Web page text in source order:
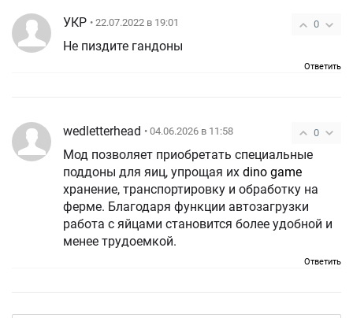
0
УКР • 22.07.2022 в 19:01
Не пиздите гандоны
Ответить
0
wedletterhead • 04.06.2026 в 11:58
Мод позволяет приобретать специальные
поддоны для яиц, упрощая их dino game
хранение, транспортировку и обработку на
ферме. Благодаря функции автозагрузки
работа с яйцами становится более удобной и
менее трудоемкой.
Ответить